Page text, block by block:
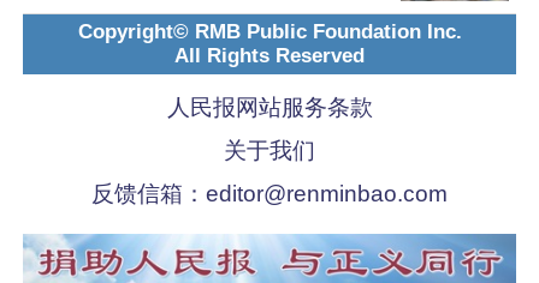
Copyright© RMB Public Foundation Inc.
All Rights Reserved
人民报网站服务条款
关于我们
反馈信箱： editor@renminbao.com